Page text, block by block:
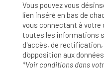
Vous pouvez vous
lien inséré en bas de
vous connectant à votre
toutes les informations
d'accès, de
d'opposition aux
*Voir conditions dans